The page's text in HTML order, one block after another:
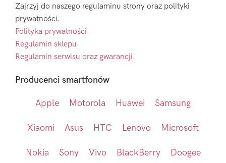
Zajrzyj do naszego regulaminu strony oraz polityki
prywatności.
Polityka prywatności.
Regulamin sklepu.
Regulamin serwisu oraz gwarancji.
Producenci smartfonów
Apple Motorola Huawei Samsung
Xiaomi Asus HTC Lenovo Microsoft
Nokia Sony Vivo BlackBerry Doogee